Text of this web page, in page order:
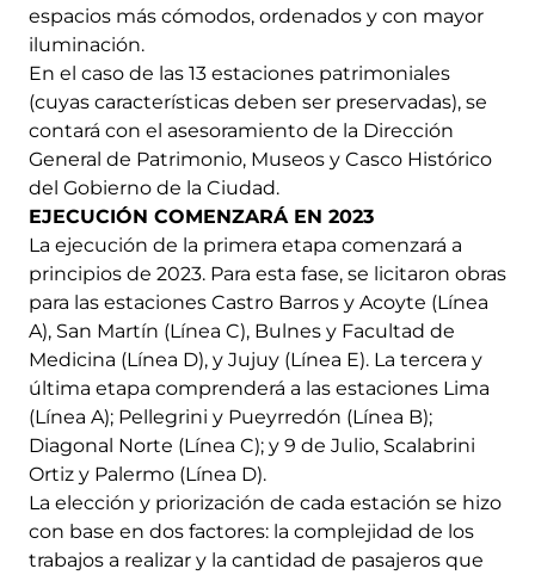
espacios más cómodos, ordenados y con mayor
iluminación.
En el caso de las 13 estaciones patrimoniales
(cuyas características deben ser preservadas), se
contará con el asesoramiento de la Dirección
General de Patrimonio, Museos y Casco Histórico
del Gobierno de la Ciudad.
EJECUCIÓN COMENZARÁ EN 2023
La ejecución de la primera etapa comenzará a
principios de 2023. Para esta fase, se licitaron obras
para las estaciones Castro Barros y Acoyte (Línea
A), San Martín (Línea C), Bulnes y Facultad de
Medicina (Línea D), y Jujuy (Línea E). La tercera y
última etapa comprenderá a las estaciones Lima
(Línea A); Pellegrini y Pueyrredón (Línea B);
Diagonal Norte (Línea C); y 9 de Julio, Scalabrini
Ortiz y Palermo (Línea D).
La elección y priorización de cada estación se hizo
con base en dos factores: la complejidad de los
trabajos a realizar y la cantidad de pasajeros que